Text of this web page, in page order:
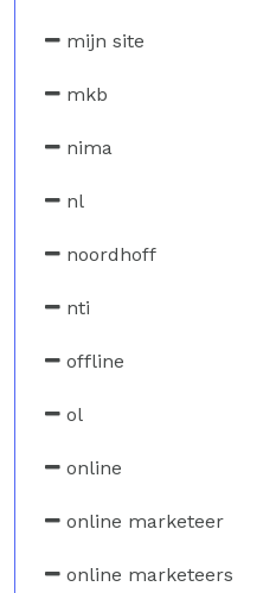
mijn site
mkb
nima
nl
noordhoff
nti
offline
ol
online
online marketeer
online marketeers